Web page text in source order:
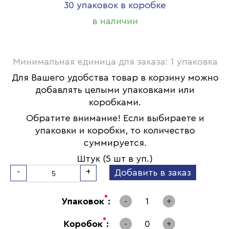
30 упаковок в коробке
в наличии
Минимальная единица для заказа: 1 упаковка
Для Вашего удобства товар в корзину можно
добавлять целыми упаковками или
коробками.
Обратите внимание! Если выбираете и
упаковки и коробки, то количество
суммируется.
Штук (5 шт в уп.)
-
+ Добавить в заказ
Упаковок*: - 1 +
Коробок*: - 0 +